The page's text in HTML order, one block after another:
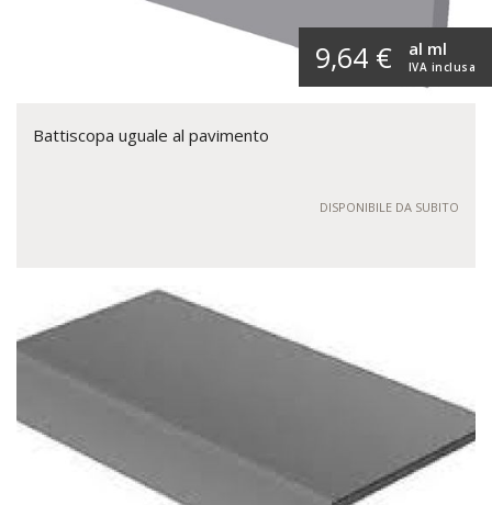
9,64 € IVA inclusa
al ml
Battiscopa uguale al pavimento
DISPONIBILE DA SUBITO